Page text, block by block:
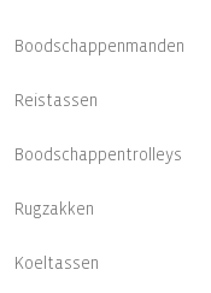
Boodschappenmanden
Reistassen
Boodschappentrolleys
Rugzakken
Koeltassen